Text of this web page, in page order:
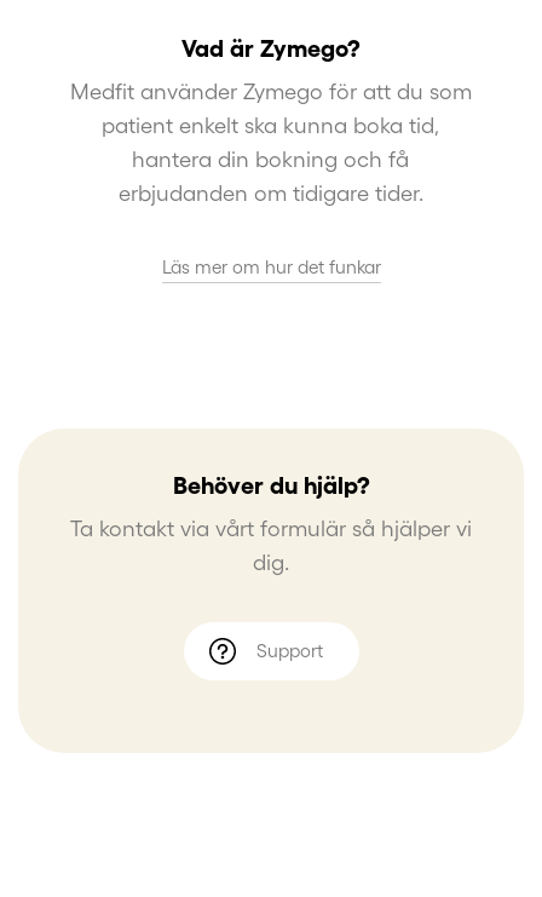
Vad är Zymego?
Medfit använder Zymego för att du som
patient enkelt ska kunna boka tid,
hantera din bokning och få
erbjudanden om tidigare tider.
Läs mer om hur det funkar
Behöver du hjälp?
Ta kontakt via vårt formulär så hjälper vi
dig.
Support